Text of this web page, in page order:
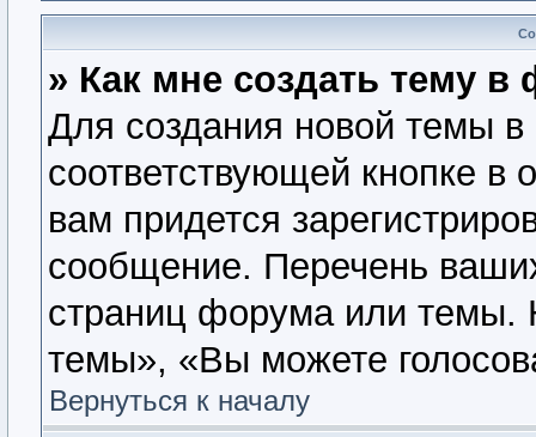
» Как мне создать тему в
Для создания новой темы
соответствующей кнопке
вам придется
сообщение. Перечень
страниц форума или темы.
темы», «Вы можете
Вернуться к началу